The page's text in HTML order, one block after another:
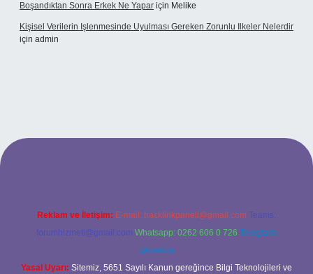
Boşandıktan Sonra Erkek Ne Yapar için Melike
Kişisel Verilerin Işlenmesinde Uyulması Gereken Zorunlu Ilkeler Nelerdir
için admin
Reklam ve İletişim: E-mail: backlinkpaneli@gmail.com Teams:
forumhizmeti@gmail.com Whatsapp: 0262 606 0 726 Telegram:
@karabul
Yasal Uyarı: Sitemiz, 5651 Sayılı Kanun gereğince Bilgi Teknolojileri ve